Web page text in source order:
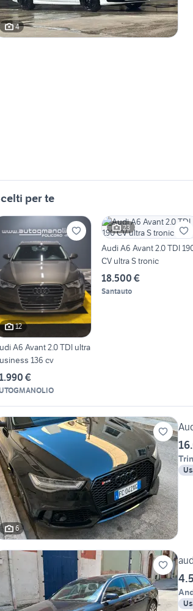
4
per te
12
A6 Avant 2.0 TDI ultra
136 cv
€
23
Audi A6 Avant 2.0 TDI
CV ultra S tronic
18.500 €
Santauto
6